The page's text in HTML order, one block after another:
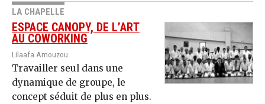
LA CHAPELLE
ESPACE CANOPY, DE L’ART
AU COWORKING
Lilaafa Amouzou
Travailler seul dans une
dynamique de groupe, le
concept séduit de plus en plus.